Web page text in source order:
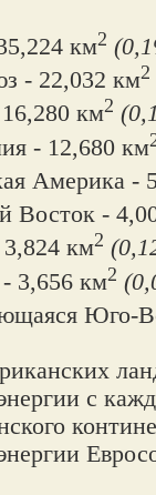
км2
- 22,032 км2
км2
- 12,680 км
Америка -
Восток -
км2
3,656 км2
Юго-
с